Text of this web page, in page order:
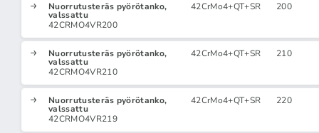
Nuorrutusteräs pyörötanko,
valssattu
42CRMO4VR200
42CrMo4+QT+SR 200
Nuorrutusteräs pyörötanko,
valssattu
42CRMO4VR210
42CrMo4+QT+SR 210
Nuorrutusteräs pyörötanko,
valssattu
42CRMO4VR219
42CrMo4+QT+SR 220